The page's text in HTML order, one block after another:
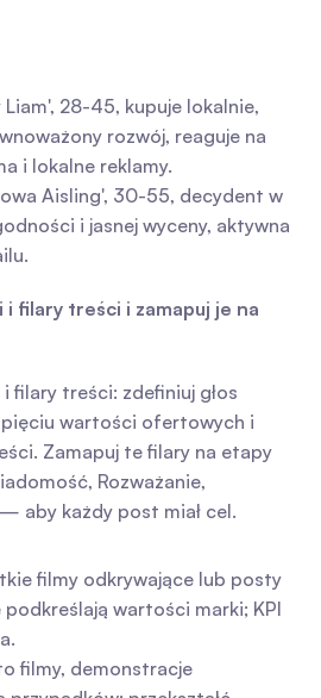
28-45, kupuje lokalnie,
rozwój, reaguje na
i lokalne reklamy.
Aisling', 30-55, decydent w
i jasnej wyceny, aktywna
filary treści i zamapuj je na
filary treści: zdefiniuj głos
wartości ofertowych i
Zamapuj te filary na etapy
Rozważanie,
aby każdy post miał cel.
filmy odkrywające lub posty
wartości marki; KPI
filmy, demonstracje